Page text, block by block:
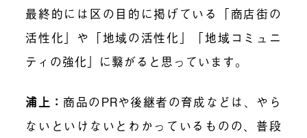
最終的には区の目的に掲げている「商店街の
活性化」や「地域の活性化」「地域コミュニ
ティの強化」に繋がると思っています。
浦上：商品のPRや後継者の育成などは、やら
ないといけないとわかっているものの、普段